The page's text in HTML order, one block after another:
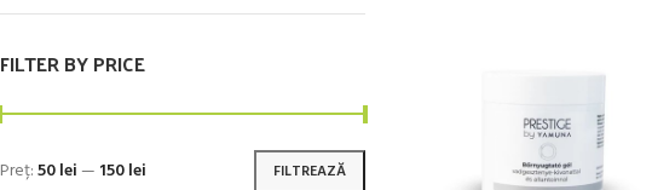
FILTER BY PRICE
FILTREAZĂ
Preț:50 lei— 150 lei